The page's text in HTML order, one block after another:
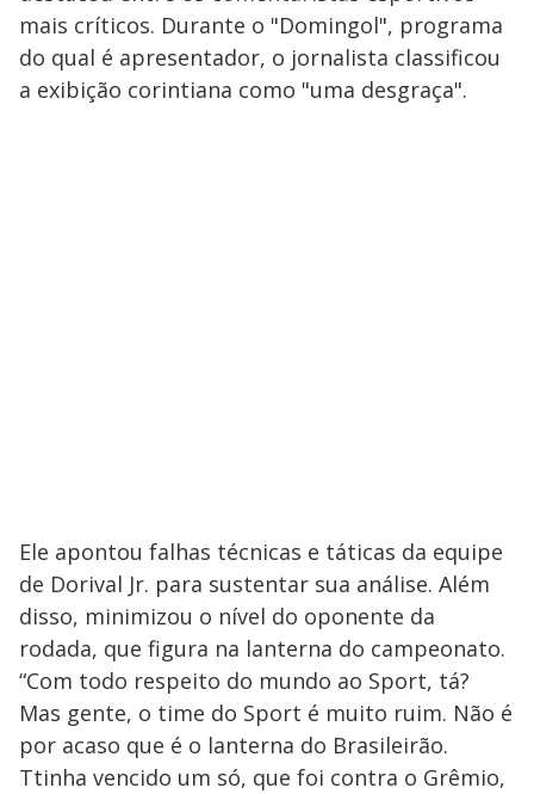
mais críticos. Durante o "Domingol", programa
do qual é apresentador, o jornalista classificou
a exibição corintiana como "uma desgraça".
Ele apontou falhas técnicas e táticas da equipe
de Dorival Jr. para sustentar sua análise. Além
disso, minimizou o nível do oponente da
rodada, que figura na lanterna do campeonato.
“Com todo respeito do mundo ao Sport, tá?
Mas gente, o time do Sport é muito ruim. Não é
por acaso que é o lanterna do Brasileirão.
Ttinha vencido um só, que foi contra o Grêmio,